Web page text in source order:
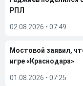
РПЛ
02.08.2026 • 07:49
Мостовой заявил,
игре «Краснодара»
01.08.2026 • 07:25